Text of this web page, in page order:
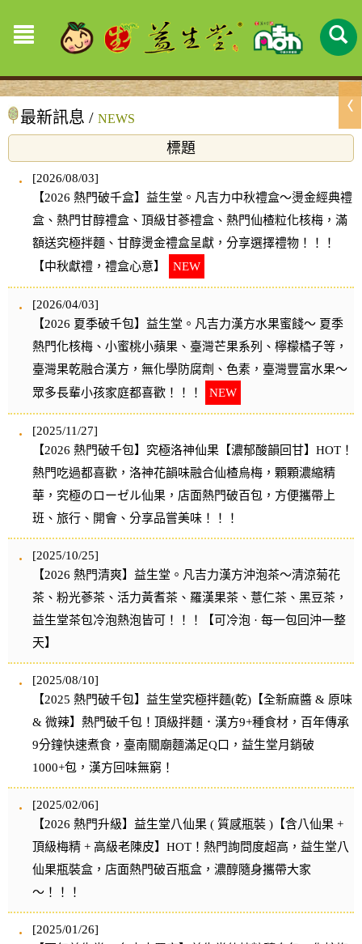
最新訊息 / NEWS
標題
[2026/08/03]
【2026 熱門破千盒】益生堂。凡吉力中秋禮盒～燙金經典禮
盒、熱門甘醇禮盒、頂級甘蔘禮盒、熱門仙楂粒化核梅，滿
額送究極拌麵、甘醇燙金禮盒呈獻，分享選擇禮物！！！
【中秋獻禮，禮盒心意】
NEW
[2026/04/03]
【2026 夏季破千包】益生堂。凡吉力漢方水果蜜餞～ 夏季
熱門化核梅、小蜜桃小蘋果、臺灣芒果系列、檸檬橘子等，
臺灣果乾融合漢方，無化學防腐劑、色素，臺灣豐富水果～
眾多長輩小孩家庭都喜歡！！！
NEW
[2025/11/27]
【2026 熱門破千包】究極洛神仙果【濃郁酸韻回甘】HOT！
熱門吃過都喜歡，洛神花韻味融合仙楂烏梅，顆顆濃縮精
華，究極のローゼル仙果，店面熱門破百包，方便攜帶上
班、旅行、開會、分享品嘗美味！！！
[2025/10/25]
【2026 熱門清爽】益生堂。凡吉力漢方沖泡茶～清涼菊花
茶、粉光蔘茶、活力黃耆茶、羅漢果茶、薏仁茶、黑豆茶，
益生堂茶包冷泡熱泡皆可！！！【可冷泡 · 每一包回沖一整
天】
[2025/08/10]
【2025 熱門破千包】益生堂究極拌麵(乾)【全新麻醬 & 原味
& 微辣】熱門破千包！頂級拌麵．漢方9+種食材，百年傳承
9分鐘快速煮食，臺南關廟麵滿足Q口，益生堂月銷破
1000+包，漢方回味無窮！
[2025/02/06]
【2026 熱門升級】益生堂八仙果 ( 質感瓶裝 )【含八仙果 +
頂級梅精 + 高級老陳皮】HOT！熱門詢問度超高，益生堂八
仙果瓶裝盒，店面熱門破百瓶盒，濃醇隨身攜帶大家
～！！！
[2025/01/26]